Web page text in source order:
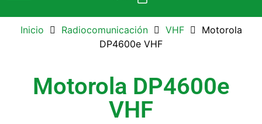
Inicio Radiocomunicación VHF
Motorola
DP4600e VHF
Motorola DP4600e
VHF